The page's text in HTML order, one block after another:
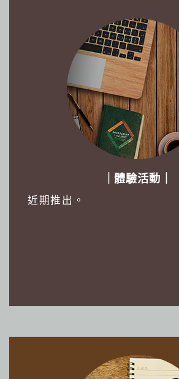
｜體驗活動｜
近期推出。